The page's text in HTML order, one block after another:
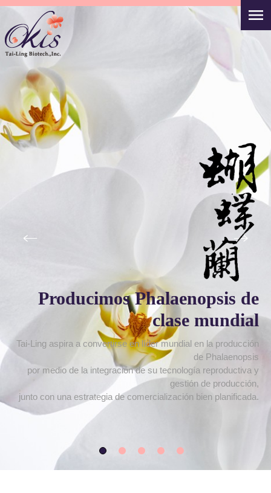
Producimos Phalaenopsis de
clase mundial
Tai-Ling aspira a convertirse en líder mundial en la producción
de Phalaenopsis
por medio de la integración de su tecnología reproductiva y
gestión de producción,
junto con una estrategia de comercialización bien planificada.